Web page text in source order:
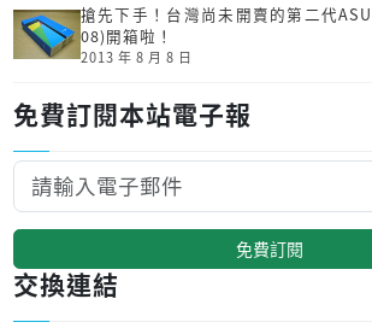
搶先下手！台灣尚未開賣的第二代
08)開箱啦！
2013 年 8 月 8 日
免費訂閱本站電子報
免費訂閱
交換連結